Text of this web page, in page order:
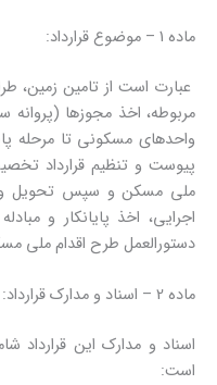
ماده 1 – موضوع قرارداد:
عبارت است از تامین زمین،
مربوطه، اخذ مجوزها
واحدهای مسکونی تا مرحله
پیوست و تنظیم قرارداد
ملی مسکن و سپس تحویل
اجرایی، اخذ پایانکار و
دستورالعمل طرح اقدام ملی
ماده 2 – اسناد و مدارک قرارداد:
اسناد و مدارک این قرارداد
است: